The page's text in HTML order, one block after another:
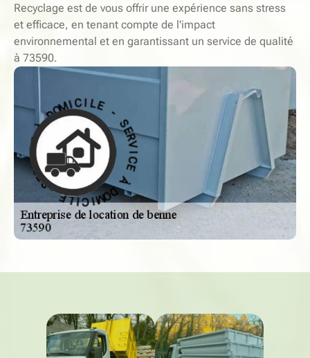
Recyclage est de vous offrir une expérience sans stress
et efficace, en tenant compte de l'impact
environnemental et en garantissant un service de qualité
à 73590.
S
E
R
V
I
C
E
À
D
O
M
I
CILE - SER
V
I
C
E
À
D
O
M
I
C
I
L
E
-